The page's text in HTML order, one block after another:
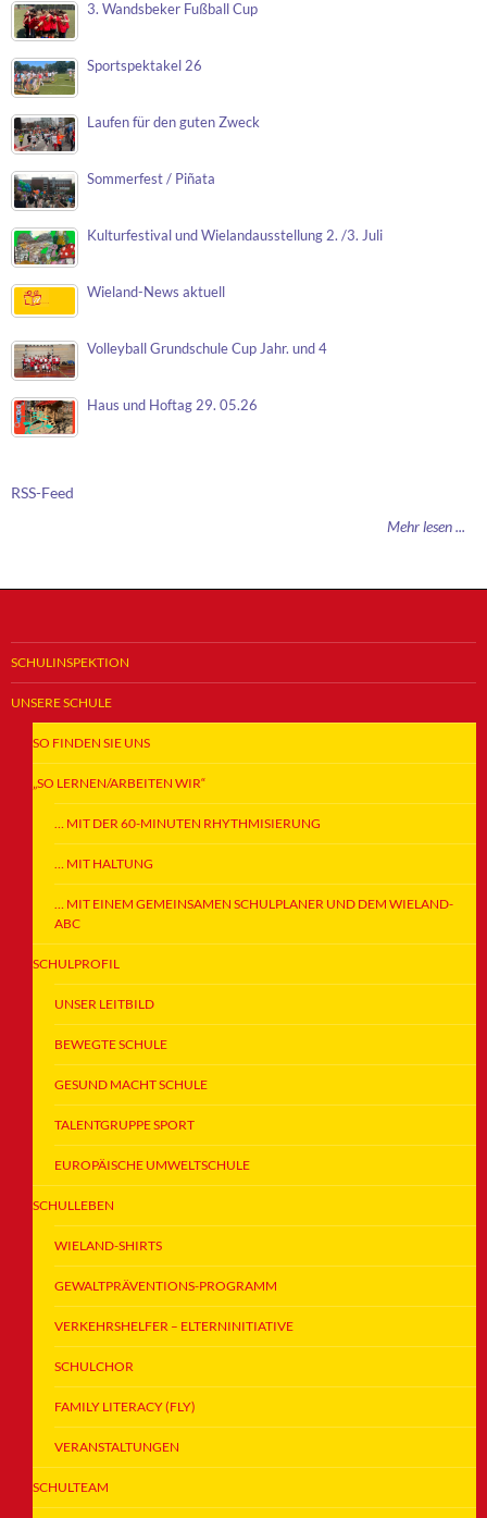
3. Wandsbeker Fußball Cup
Sportspektakel 26
Laufen für den guten Zweck
Sommerfest / Piñata
Kulturfestival und Wielandausstellung 2. /3. Juli
Wieland-News aktuell
Volleyball Grundschule Cup Jahr. und 4
Haus und Hoftag 29. 05.26
RSS-Feed
Mehr lesen ...
SCHULINSPEKTION
UNSERE SCHULE
SO FINDEN SIE UNS
„SO LERNEN/ARBEITEN WIR“
… MIT DER 60-MINUTEN RHYTHMISIERUNG
… MIT HALTUNG
… MIT EINEM GEMEINSAMEN SCHULPLANER UND DEM WIELAND-
ABC
SCHULPROFIL
UNSER LEITBILD
BEWEGTE SCHULE
GESUND MACHT SCHULE
TALENTGRUPPE SPORT
EUROPÄISCHE UMWELTSCHULE
SCHULLEBEN
WIELAND-SHIRTS
GEWALTPRÄVENTIONS-PROGRAMM
VERKEHRSHELFER – ELTERNINITIATIVE
SCHULCHOR
FAMILY LITERACY (FLY)
VERANSTALTUNGEN
SCHULTEAM